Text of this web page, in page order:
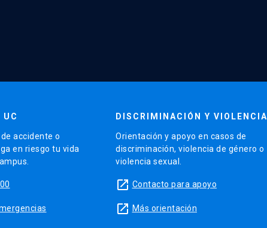
UC
accidente o
en riesgo tu vida
DISCRIMINACIÓN Y VIOLENCIA
Orientación y apoyo en casos de
discriminación, violencia de género o
violencia sexual.
launch Contacto para apoyo
launch Más orientación